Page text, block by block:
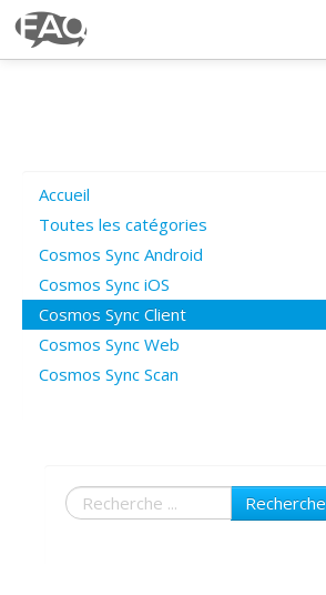
Poser une question
Questions ouvertes
Connexion
Accueil
Toutes les catégories
Cosmos Sync Android
Cosmos Sync iOS
Cosmos Sync Client
Cosmos Sync Web
Cosmos Sync Scan
Recherche